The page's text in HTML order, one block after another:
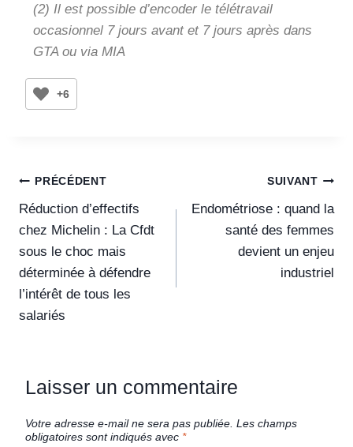
(2) Il est possible d’encoder le télétravail
occasionnel 7 jours avant et 7 jours après dans
GTA ou via MIA
+6
PRÉCÉDENT
Réduction d’effectifs
chez Michelin : La Cfdt
sous le choc mais
déterminée à défendre
l’intérêt de tous les
salariés
SUIVANT
Endométriose : quand la
santé des femmes
devient un enjeu
industriel
Laisser un commentaire
Votre adresse e-mail ne sera pas publiée. Les champs
obligatoires sont indiqués avec *